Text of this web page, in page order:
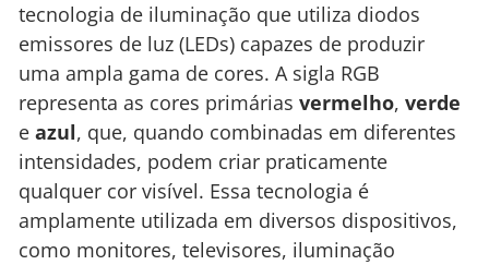
tecnologia de iluminação que utiliza diodos
emissores de luz (LEDs) capazes de produzir
uma ampla gama de cores. A sigla RGB
representa as cores primárias vermelho, verde
e azul, que, quando combinadas em diferentes
intensidades, podem criar praticamente
qualquer cor visível. Essa tecnologia é
amplamente utilizada em diversos dispositivos,
como monitores, televisores, iluminação